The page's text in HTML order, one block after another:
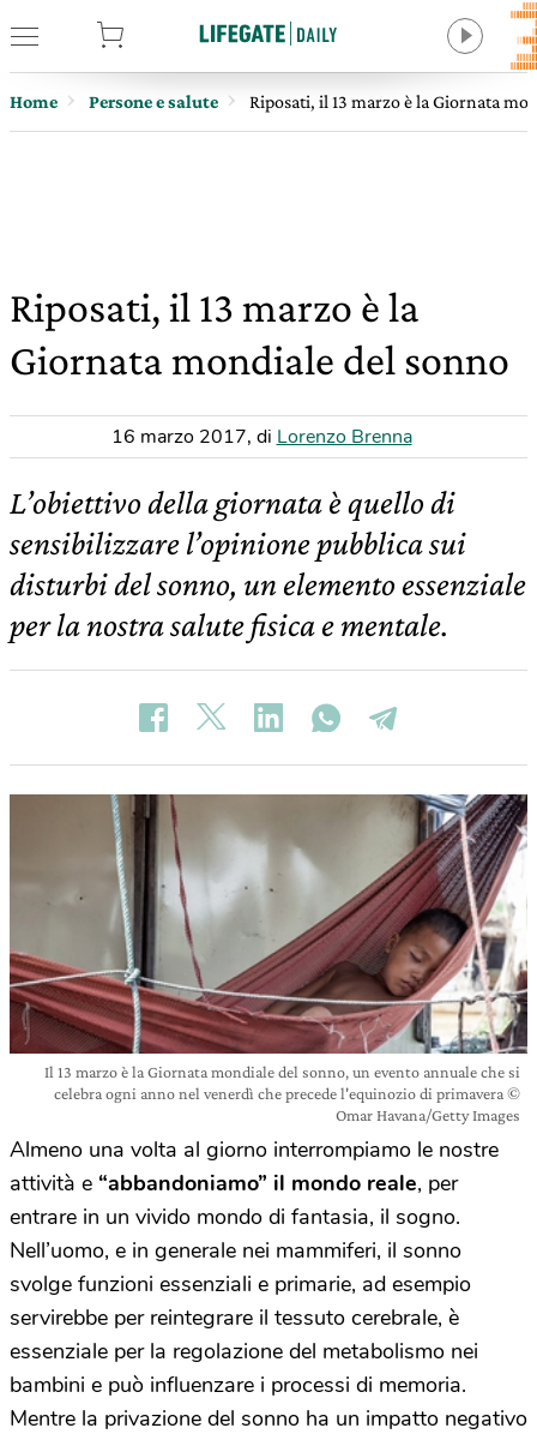
Home Persone e salute Riposati, il 13 marzo è la Giornata
Riposati, il 13 marzo è la
Giornata mondiale del sonno
16 marzo 2017, di Lorenzo Brenna
L’obiettivo della giornata è quello di
sensibilizzare l’opinione pubblica sui
disturbi del sonno, un elemento essenziale
per la nostra salute fisica e mentale.
Il 13 marzo è la Giornata mondiale del sonno, un evento annuale che si
celebra ogni anno nel venerdì che precede l'equinozio di primavera ©
Omar Havana/Getty Images
Almeno una volta al giorno interrompiamo le nostre
attività e “abbandoniamo” il mondo reale, per
entrare in un vivido mondo di fantasia, il sogno.
Nell’uomo, e in generale nei mammiferi, il sonno
svolge funzioni essenziali e primarie, ad esempio
servirebbe per reintegrare il tessuto cerebrale, è
essenziale per la regolazione del metabolismo nei
bambini e può influenzare i processi di memoria.
Mentre la privazione del sonno ha un impatto negativo